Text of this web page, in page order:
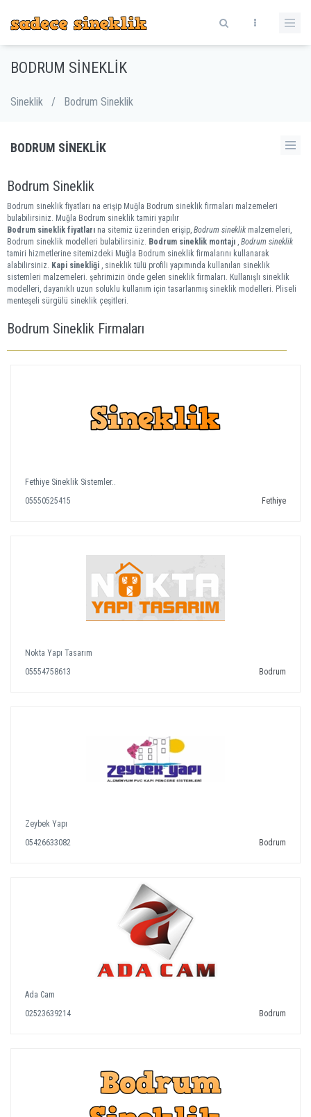
BODRUM SINEKLIK
Sineklik / Bodrum Sineklik
BODRUM SINEKLIK
Bodrum Sineklik
Bodrum sineklik fiyatları na erişip Muğla Bodrum sineklik firmaları malzemeleri
bulabilirsiniz. Muğla Bodrum sineklik tamiri yapılır
Bodrum sineklik fiyatları na sitemiz üzerinden erişip, Bodrum sineklik malzemeleri,
Bodrum sineklik modelleri bulabilirsiniz. Bodrum sineklik montajı , Bodrum sineklik
tamiri hizmetlerine sitemizdeki Muğla Bodrum sineklik firmalarını kullanarak
alabilirsiniz. Kapi sinekliği , sineklik tülü profili yapımında kullanılan sineklik
sistemleri malzemeleri. şehrimizin önde gelen sineklik firmaları. Kullanışlı sineklik
modelleri, dayanıklı uzun soluklu kullanım için tasarlanmış sineklik modelleri. Pliseli
menteşeli sürgülü sineklik çeşitleri.
Bodrum Sineklik Firmaları
Fethiye Sineklik Sistemler..
05550525415
Fethiye
Nokta Yapı Tasarım
05554758613
Bodrum
Zeybek Yapı
05426633082
Bodrum
Ada Cam
02523639214
Bodrum